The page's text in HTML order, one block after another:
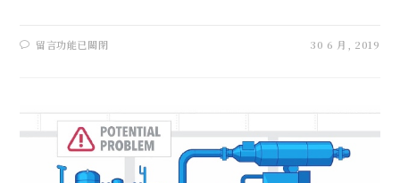
留言功能已關閉 30 6 月, 2019